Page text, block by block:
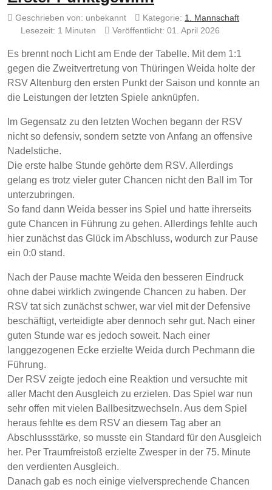
Geschrieben von: unbekannt Kategorie: 1. Mannschaft
Lesezeit: 1 Minuten
Veröffentlicht: 01. April 2026
Es brennt noch Licht am Ende der Tabelle. Mit dem 1:1
gegen die Zweitvertretung von Thüringen Weida holte der
RSV Altenburg den ersten Punkt der Saison und konnte an
die Leistungen der letzten Spiele anknüpfen.
Im Gegensatz zu den letzten Wochen begann der RSV
nicht so defensiv, sondern setzte von Anfang an offensive
Nadelstiche.
Die erste halbe Stunde gehörte dem RSV. Allerdings
gelang es trotz vieler guter Chancen nicht den Ball im Tor
unterzubringen.
So fand dann Weida besser ins Spiel und hatte ihrerseits
gute Chancen in Führung zu gehen. Allerdings fehlte auch
hier zunächst das Glück im Abschluss, wodurch zur Pause
ein 0:0 stand.
Nach der Pause machte Weida den besseren Eindruck
ohne dabei wirklich zwingende Chancen zu haben. Der
RSV tat sich zunächst schwer, war viel mit der Defensive
beschäftigt, verteidigte aber dennoch sehr gut. Nach einer
guten Stunde war es jedoch soweit. Nach einer
langgezogenen Ecke erzielte Weida durch Pechmann die
Führung.
Der RSV zeigte jedoch eine Reaktion und versuchte mit
aller Macht den Ausgleich zu erzielen. Das Spiel war nun
sehr offen mit vielen Ballbesitzwechseln. Aus dem Spiel
heraus fehlte es dem RSV an diesem Tag aber an
Abschlussstärke, so musste ein Standard für den Ausgleich
her. Per Traumfreistoß erzielte Zwesper in der 75. Minute
den verdienten Ausgleich.
Danach gab es noch einige vielversprechende Chancen